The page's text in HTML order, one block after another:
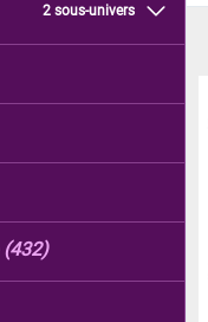
2 sous-univers
(432)